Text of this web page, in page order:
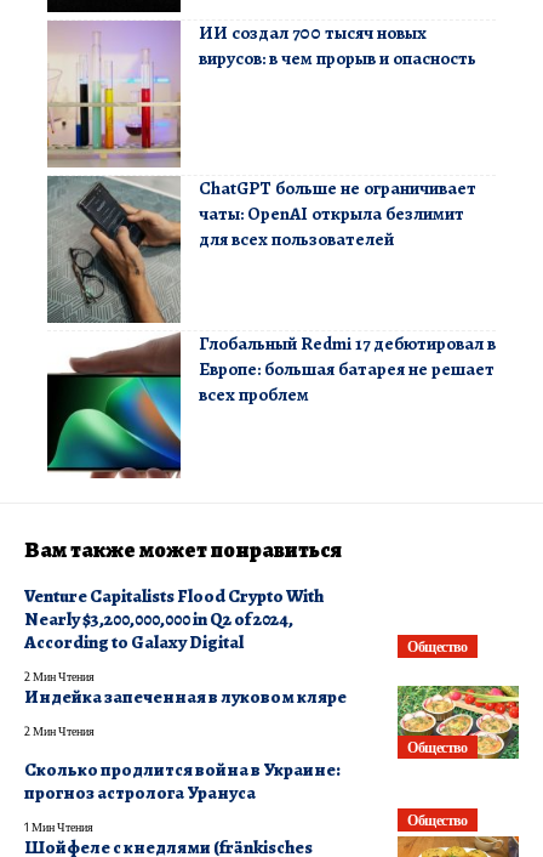
ИИ создал 700 тысяч новых
вирусов: в чем прорыв и опасность
ChatGPT больше не ограничивает
чаты: OpenAI открыла безлимит
для всех пользователей
Глобальный Redmi 17 дебютировал в
Европе: большая батарея не решает
всех проблем
Вам также может понравиться
Общество
Venture Capitalists Flood Crypto With
Nearly $3,200,000,000 in Q2 of 2024,
According to Galaxy Digital
2 Мин Чтения
Общество
Индейка запеченная в луковом кляре
2 Мин Чтения
Общество
Сколько продлится война в Украине:
прогноз астролога Урануса
1 Мин Чтения
Шойфеле с кнедлями (fränkisches